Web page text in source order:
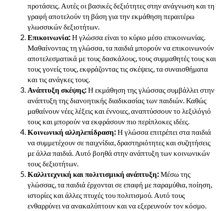
προτάσεις. Αυτές οι βασικές δεξιότητες στην ανάγνωση και τη
γραφή αποτελούν τη βάση για την εκμάθηση περαιτέρω
γλωσσικών δεξιοτήτων.
Επικοινωνία:Η γλώσσα είναι το κύριο μέσο επικοινωνίας.
Μαθαίνοντας τη γλώσσα, τα παιδιά μπορούν να επικοινωνούν
αποτελεσματικά με τους δασκάλους, τους συμμαθητές τους και
τους γονείς τους, εκφράζοντας τις σκέψεις, τα συναισθήματα
και τις ανάγκες τους.
Ανάπτυξη σκέψης:Η εκμάθηση της γλώσσας συμβάλλει στην
ανάπτυξη της διανοητικής διαδικασίας των παιδιών. Καθώς
μαθαίνουν νέες λέξεις και έννοιες, αναπτύσσουν το λεξιλόγιό
τους και μπορούν να εκφράσουν πιο περίπλοκες ιδέες.
Κοινωνική αλληλεπίδραση:Η γλώσσα επιτρέπει στα παιδιά
να συμμετέχουν σε παιχνίδια, δραστηριότητες και συζητήσεις
με άλλα παιδιά. Αυτό βοηθά στην ανάπτυξη των κοινωνικών
τους δεξιοτήτων.
Καλλιτεχνική και πολιτισμική ανάπτυξη:Μέσω της
γλώσσας, τα παιδιά έρχονται σε επαφή με παραμύθια, ποίηση,
ιστορίες και άλλες πτυχές του πολιτισμού. Αυτό τους
ενθαρρύνει να ανακαλύπτουν και να εξερευνούν τον κόσμο.